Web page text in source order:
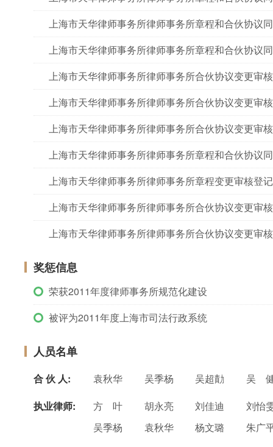
上海市天华律师事务所律师事务所章程和合伙协议
上海市天华律师事务所律师事务所章程和合伙协议
上海市天华律师事务所律师事务所合伙协议变更审
上海市天华律师事务所律师事务所合伙协议变更审
上海市天华律师事务所律师事务所合伙协议变更审
上海市天华律师事务所律师事务所章程和合伙协议
上海市天华律师事务所律师事务所章程变更审核登记
上海市天华律师事务所律师事务所合伙协议变更审
上海市天华律师事务所律师事务所合伙协议变更审
奖惩信息
荣获2011年度律师事务所规范化建设
被评为2011年度上海市司法行政系统
人员名单
合 伙 人: 袁秋华 吴季杨 吴超勣
吴
执业律师:
方 叶 胡永亮 刘佳迪
刘怡
吴季杨
袁秋华 杨文璐 朱广